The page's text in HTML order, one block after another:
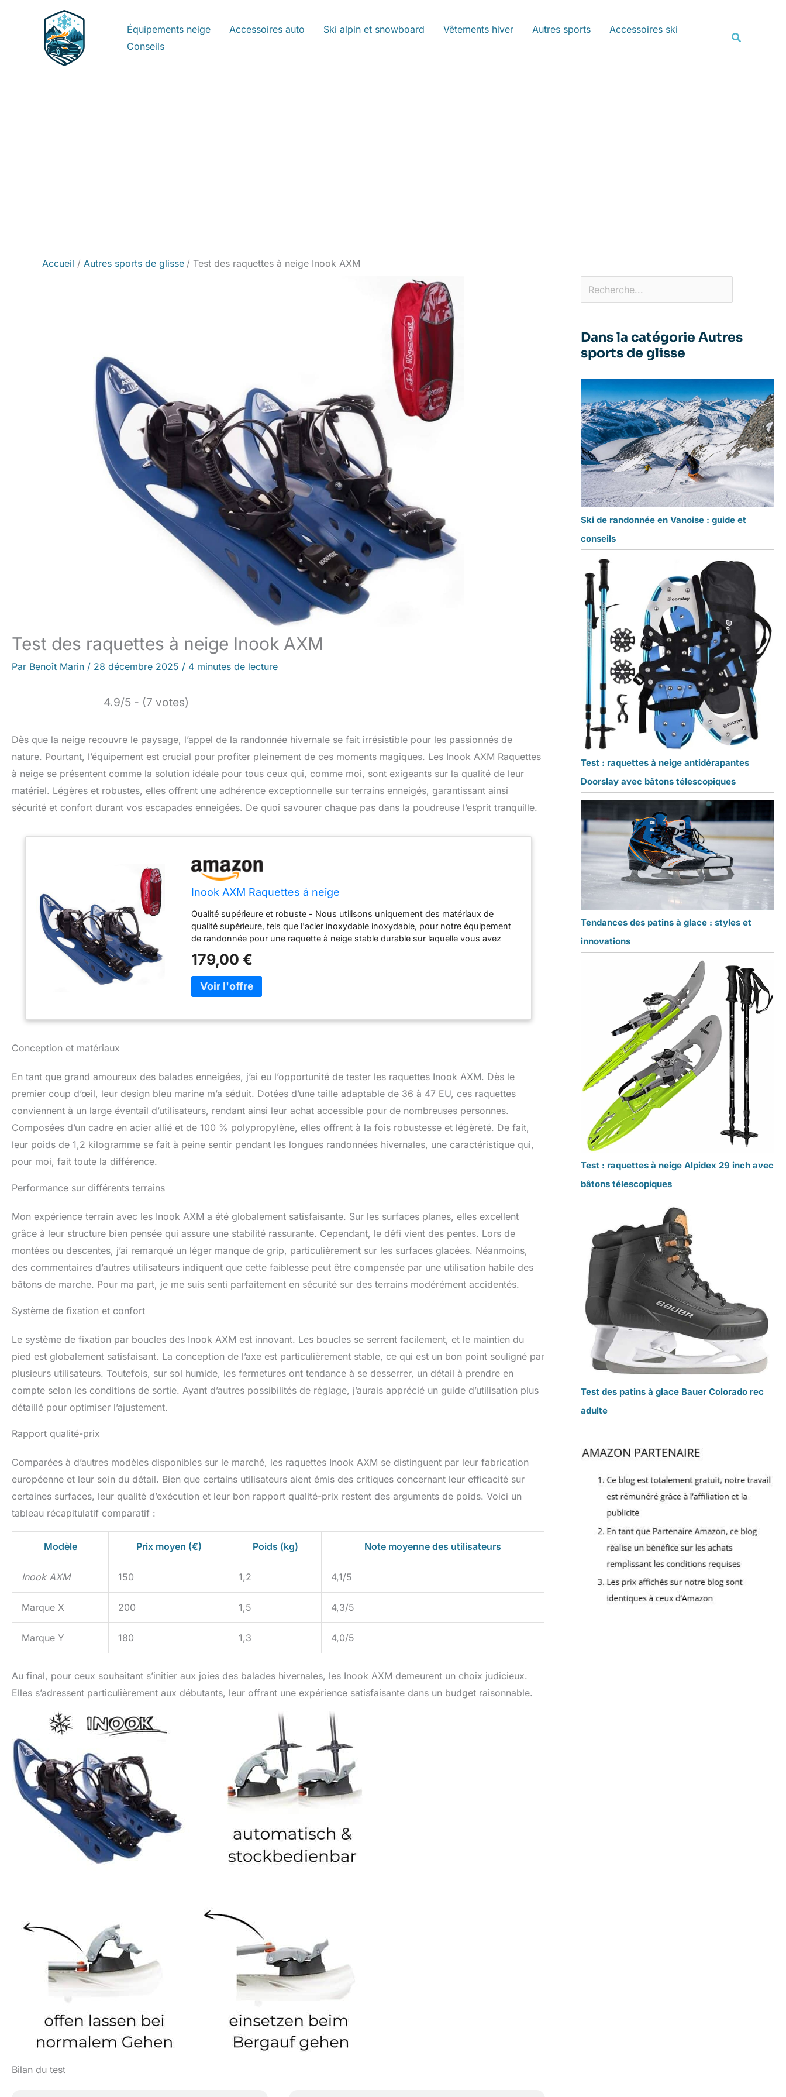
Équipements neige Accessoires auto Ski alpin et snowboard Vêtements hiver Autres sports
Accessoires ski
Conseils
Accueil Autres sports de glisse Test des raquettes à neige Inook AXM
Test des raquettes à neige Inook AXM
Par Benoît Marin / 28 décembre 2025 / 4 minutes de lecture
4.9/5 - (7 votes)
Dès que la neige recouvre le paysage, l’appel de la randonnée hivernale se fait irrésistible pour les passionnés de
nature. Pourtant, l’équipement est crucial pour profiter pleinement de ces moments magiques. Les Inook AXM Raquettes
à neige se présentent comme la solution idéale pour tous ceux qui, comme moi, sont exigeants sur la qualité de leur
matériel. Légères et robustes, elles offrent une adhérence exceptionnelle sur terrains enneigés, garantissant ainsi
sécurité et confort durant vos escapades enneigées. De quoi savourer chaque pas dans la poudreuse l’esprit tranquille.
Inook AXM Raquettes á neige
Qualité supérieure et robuste - Nous utilisons uniquement des matériaux de
qualité supérieure, tels que l'acier inoxydable inoxydable, pour notre équipement
de randonnée pour une raquette à neige stable durable sur laquelle vous avez
de la raquette peut être modifiée en quelques secondes de la pointure 36 à 47 et
convient ainsi à toutes les bottes d'hiver Léger et confortable - Les matériaux
sélectionnés et la technique sélectionnée des chaussures de neige offrent un
confort élevé et vous empêchent de tomber trop profondément dans la neige
France à Oyonnax pour vous. Cela leur permet de supporter jusqu'à 200 kg (100
179,00 €
Conception et matériaux
En tant que grand amoureux des balades enneigées, j’ai eu l’opportunité de tester les raquettes Inook AXM. Dès le
premier coup d’œil, leur design bleu marine m’a séduit. Dotées d’une taille adaptable de 36 à 47 EU, ces raquettes
conviennent à un large éventail d’utilisateurs, rendant ainsi leur achat accessible pour de nombreuses personnes.
Composées d’un cadre en acier allié et de 100 % polypropylène, elles offrent à la fois robustesse et légèreté. De fait,
leur poids de 1,2 kilogramme se fait à peine sentir pendant les longues randonnées hivernales, une caractéristique qui,
pour moi, fait toute la différence.
Performance sur différents terrains
Mon expérience terrain avec les Inook AXM a été globalement satisfaisante. Sur les surfaces planes, elles excellent
grâce à leur structure bien pensée qui assure une stabilité rassurante. Cependant, le défi vient des pentes. Lors de
montées ou descentes, j’ai remarqué un léger manque de grip, particulièrement sur les surfaces glacées. Néanmoins,
des commentaires d’autres utilisateurs indiquent que cette faiblesse peut être compensée par une utilisation habile des
bâtons de marche. Pour ma part, je me suis senti parfaitement en sécurité sur des terrains modérément accidentés.
Système de fixation et confort
Le système de fixation par boucles des Inook AXM est innovant. Les boucles se serrent facilement, et le maintien du
pied est globalement satisfaisant. La conception de l’axe est particulièrement stable, ce qui est un bon point souligné par
plusieurs utilisateurs. Toutefois, sur sol humide, les fermetures ont tendance à se desserrer, un détail à prendre en
compte selon les conditions de sortie. Ayant d’autres possibilités de réglage, j’aurais apprécié un guide d’utilisation plus
détaillé pour optimiser l’ajustement.
Rapport qualité-prix
Comparées à d’autres modèles disponibles sur le marché, les raquettes Inook AXM se distinguent par leur fabrication
européenne et leur soin du détail. Bien que certains utilisateurs aient émis des critiques concernant leur efficacité sur
certaines surfaces, leur qualité d’exécution et leur bon rapport qualité-prix restent des arguments de poids. Voici un
tableau récapitulatif comparatif :
Modèle Prix moyen (€) Poids (kg) Note moyenne des utilisateurs
Inook AXM 150 1,2 4,1/5
Marque X 200 1,5 4,3/5
Marque Y 180 1,3 4,0/5
Au final, pour ceux souhaitant s’initier aux joies des balades hivernales, les Inook AXM demeurent un choix judicieux.
Elles s’adressent particulièrement aux débutants, leur offrant une expérience satisfaisante dans un budget raisonnable.
Bilan du test
Dans la catégorie Autres
sports de glisse
Ski de randonnée en Vanoise : guide et
conseils
Test : raquettes à neige antidérapantes
Doorslay avec bâtons télescopiques
Tendances des patins à glace : styles et
innovations
Test : raquettes à neige Alpidex 29 inch avec
bâtons télescopiques
Test des patins à glace Bauer Colorado rec
adulte